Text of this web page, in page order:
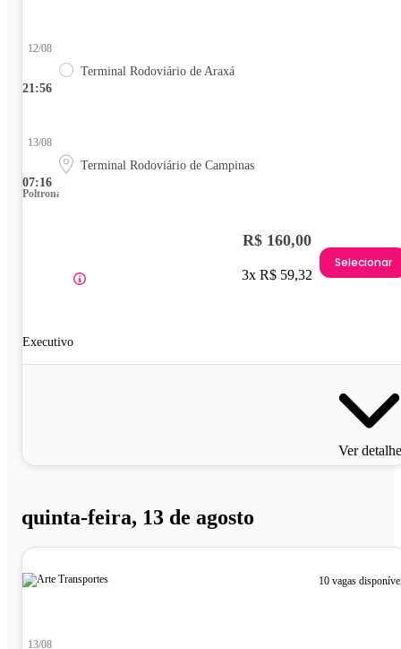
21:56
12/08
Terminal Rodoviário de Araxá
07:16
13/08
Terminal Rodoviário de Campinas
Poltrona
Executivo
R$ 160,00
3x R$ 59,32
Selecionar
Ver
quinta-feira, 13 de agosto
10 vagas
13/08